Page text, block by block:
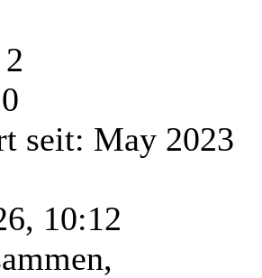
seit: May 2023
10:12